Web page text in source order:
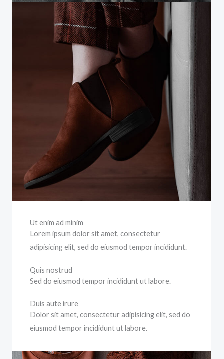
Ut enim ad minim
Lorem ipsum dolor sit amet, consectetur
adipisicing elit, sed do eiusmod tempor incididunt.
Quis nostrud
Sed do eiusmod tempor incididunt ut labore.
Duis aute irure
Dolor sit amet, consectetur adipisicing elit, sed do
eiusmod tempor incididunt ut labore.